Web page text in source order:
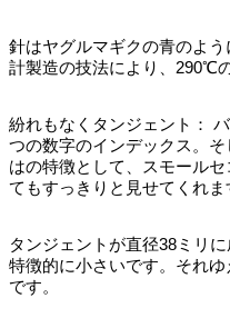
針はヤグルマギクの青のよ
計製造の技法により、290℃
紛れもなくタンジェント：
つの数字のインデックス。
はの特徴として、スモール
てもすっきりと見せてくれま
タンジェントが直径38ミリ
特徴的に小さいです。それ
です。